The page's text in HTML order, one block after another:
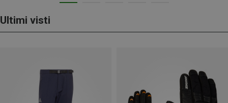
Ultimi visti